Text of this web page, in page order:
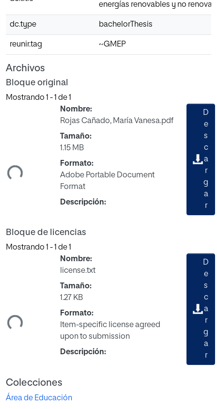
energías renovables y no
dc.type bachelorThesis
reunir.tag ~GMEP
Archivos
Bloque original
Mostrando 1 - 1 de 1
Nombre:
Rojas Cañado, María Vanesa.pdf
Tamaño:
1.15 MB
Formato:
Adobe Portable Document
Format
Descripción:
D
e
s
c
a
r
g
a
r
Bloque de licencias
Mostrando 1 - 1 de 1
Nombre:
license.txt
Tamaño:
1.27 KB
Formato:
Item-specific license agreed
upon to submission
Descripción:
D
e
s
c
a
r
g
a
r
Colecciones
Área de Educación